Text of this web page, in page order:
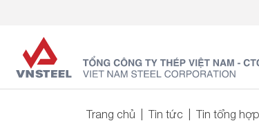
Trang chủ Tin tức Tin tổng hợp